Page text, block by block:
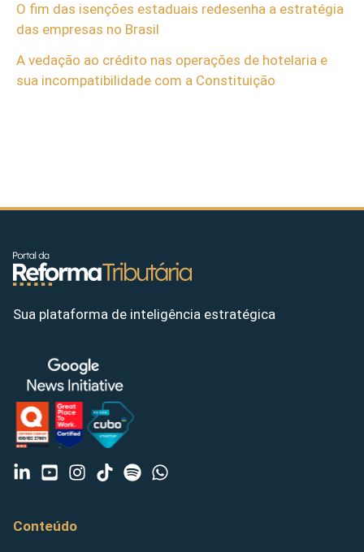
O fim das isenções estaduais redesenha a estratégia
das empresas no Brasil
A vedação ao crédito nas operações de hotelaria e
sua incompatibilidade com a Constituição
Sua plataforma de inteligência estratégica
Conteúdo